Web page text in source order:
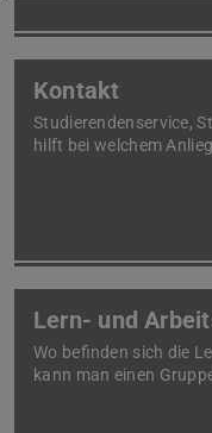
Kontakt
Studierendenservice,
hilft bei welchem
Lern- und
Wo befinden sich die
kann man einen